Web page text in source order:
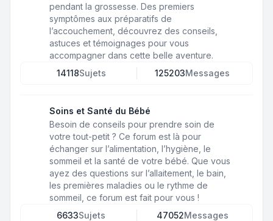
pendant la grossesse. Des premiers
symptômes aux préparatifs de
l’accouchement, découvrez des conseils,
astuces et témoignages pour vous
accompagner dans cette belle aventure.
14118Sujets 125203Messages
Soins et Santé du Bébé
Besoin de conseils pour prendre soin de
votre tout-petit ? Ce forum est là pour
échanger sur l’alimentation, l’hygiène, le
sommeil et la santé de votre bébé. Que vous
ayez des questions sur l’allaitement, le bain,
les premières maladies ou le rythme de
sommeil, ce forum est fait pour vous !
6633Sujets 47052Messages